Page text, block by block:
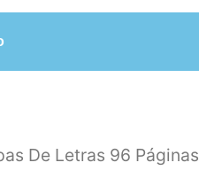
De Letras 96 Páginas